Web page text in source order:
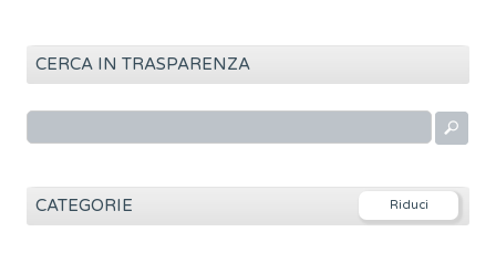
CERCA IN TRASPARENZA
r
CATEGORIE